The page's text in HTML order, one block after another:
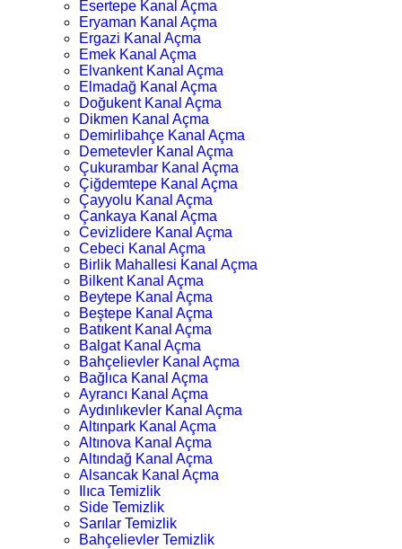
Esertepe Kanal Açma
Eryaman Kanal Açma
Ergazi Kanal Açma
Emek Kanal Açma
Elvankent Kanal Açma
Elmadağ Kanal Açma
Doğukent Kanal Açma
Dikmen Kanal Açma
Demirlibahçe Kanal Açma
Demetevler Kanal Açma
Çukurambar Kanal Açma
Çiğdemtepe Kanal Açma
Çayyolu Kanal Açma
Çankaya Kanal Açma
Cevizlidere Kanal Açma
Cebeci Kanal Açma
Birlik Mahallesi Kanal Açma
Bilkent Kanal Açma
Beytepe Kanal Açma
Beştepe Kanal Açma
Batıkent Kanal Açma
Balgat Kanal Açma
Bahçelievler Kanal Açma
Bağlıca Kanal Açma
Ayrancı Kanal Açma
Aydınlıkevler Kanal Açma
Altınpark Kanal Açma
Altınova Kanal Açma
Altındağ Kanal Açma
Alsancak Kanal Açma
Ilıca Temizlik
Side Temizlik
Sarılar Temizlik
Bahçelievler Temizlik